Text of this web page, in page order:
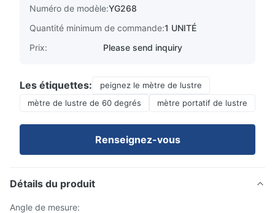
Numéro de modèle:YG268
Quantité minimum de commande:1 UNITÉ
Prix:
Please send inquiry
Les étiquettes:
peignez le mètre de lustre
mètre de lustre de 60 degrés
mètre portatif de lustre
Renseignez-vous
Détails du produit
Angle de mesure: